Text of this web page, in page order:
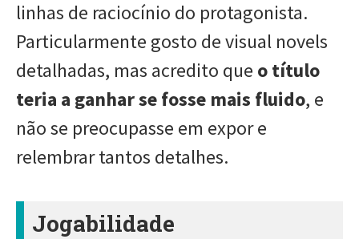
linhas de raciocínio do protagonista.
Particularmente gosto de visual novels
detalhadas, mas acredito que o título
teria a ganhar se fosse mais fluido, e
não se preocupasse em expor e
relembrar tantos detalhes.
Jogabilidade